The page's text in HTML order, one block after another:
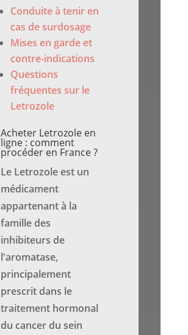
Conduite à tenir en
cas de surdosage
Mises en garde et
contre-indications
Questions
fréquentes sur le
Letrozole
Acheter Letrozole en
ligne : comment
procéder en France ?
Le Letrozole est un
médicament
appartenant à la
famille des
inhibiteurs de
l'aromatase,
principalement
prescrit dans le
traitement hormonal
du cancer du sein